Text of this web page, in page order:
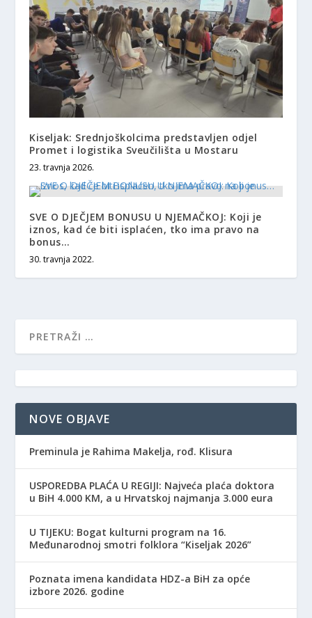
Kiseljak: Srednjoškolcima predstavljen odjel
Promet i logistika Sveučilišta u Mostaru
23. travnja 2026.
SVE O DJEČJEM BONUSU U NJEMAČKOJ: Koji je
iznos, kad će biti isplaćen, tko ima pravo na
bonus…
30. travnja 2022.
NOVE OBJAVE
Preminula je Rahima Makelja, rođ. Klisura
USPOREDBA PLAĆA U REGIJI: Najveća plaća doktora
u BiH 4.000 KM, a u Hrvatskoj najmanja 3.000 eura
​U TIJEKU: Bogat kulturni program na 16.
Međunarodnoj smotri folklora “Kiseljak 2026”
Poznata imena kandidata HDZ-a BiH za opće
izbore 2026. godine